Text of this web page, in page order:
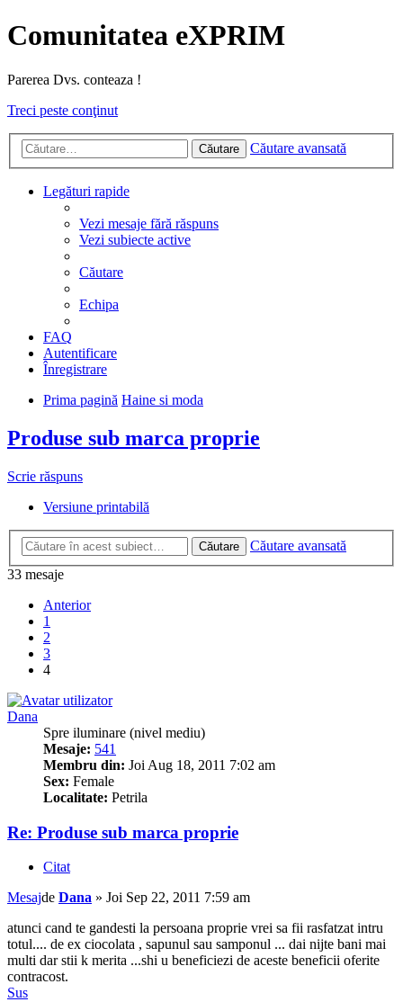
Comunitatea eXPRIM
Parerea Dvs. conteaza !
Treci peste conţinut
Căutare Căutare avansată
Legături rapide
Vezi mesaje fără răspuns
Vezi subiecte active
Căutare
Echipa
FAQ
Autentificare
Înregistrare
Prima pagină Haine si moda
Produse sub marca proprie
Scrie răspuns
Versiune printabilă
Căutare
Căutare avansată
33 mesaje
Anterior
1
2
3
4
Dana
Spre iluminare (nivel mediu)
Mesaje: 541
Membru din: Joi Aug 18, 2011 7:02 am
Sex: Female
Localitate: Petrila
Re: Produse sub marca proprie
Citat
Mesajde Dana » Joi Sep 22, 2011 7:59 am
atunci cand te gandesti la persoana proprie vrei sa fii rasfatzat intru
totul.... de ex ciocolata , sapunul sau samponul ... dai nijte bani mai
multi dar stii k merita ...shi u beneficiezi de aceste beneficii oferite
contracost.
Sus